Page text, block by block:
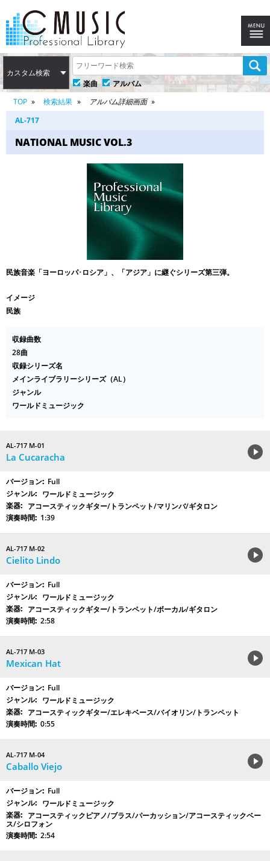
カスタム検索
楽曲
アルバム
TOP
検索結果
アルバム詳細画面
AL-717
NATIONAL MUSIC VOL.3
民族音楽「ヨーロッパ･ロシア」、「アジア」に継ぐシリーズ第三弾。
イメージ
民族
収録曲数
28曲
収録シリーズ名
メインライブラリーシリーズ（AL）
ジャンル
ワールドミュージック
AL-717 M-01
La Cucaracha
Full
ワールドミュージック
アコースティックギター/トランペット/マリンバ/ギタロン
1:39
AL-717 M-02
Cielito Lindo
Full
ワールドミュージック
アコースティックギター/トランペット/ボーカル/ギタロン
2:58
AL-717 M-03
Mexican Hat
Full
ワールドミュージック
アコースティックギター/エレキベース/バイオリン/トランペット
0:55
AL-717 M-04
Caballo Viejo
Full
ワールドミュージック
アコースティックピアノ/ブラス/パーカッション/アコースティックベー
ス/シロフォン
2:54